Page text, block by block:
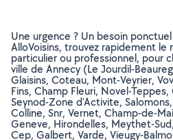
Une urgence ? Un besoin
AlloVoisins, trouvez rapidement le
particulier ou professionnel, pour
ville de Annecy (Le Jourdil-
Glaisins, Coteau, Mont-Veyrier,
Fins, Champ Fleuri, Novel-
Seynod-Zone d'Activite,
Colline, Snr, Vernet, Champ-de-
Geneve, Hirondelles, Meythet-
Cep, Galbert, Varde, Vieugy-